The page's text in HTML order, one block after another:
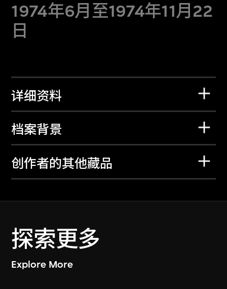
1974年6月至1974年11月22
日
详细资料
档案背景
创作者的其他藏品
探索更多
Explore More